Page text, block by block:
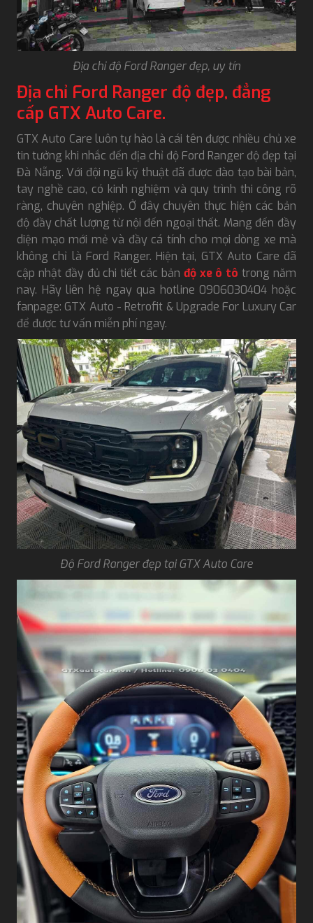
Địa chỉ độ Ford Ranger đẹp, uy tín
Địa chỉ Ford Ranger độ đẹp, đẳng
cấp GTX Auto Care.
GTX Auto Care luôn tự hào là cái tên được nhiều chủ xe
tin tưởng khi nhắc đến địa chỉ độ Ford Ranger độ đẹp tại
Đà Nẵng. Với đội ngũ kỹ thuật đã được đào tạo bài bản,
tay nghề cao, có kinh nghiệm và quy trình thi công rõ
ràng, chuyên nghiệp. Ở đây chuyên thực hiện các bản
độ đầy chất lượng từ nội đến ngoại thất. Mang đến đầy
diện mạo mới mẻ và đầy cá tính cho mọi dòng xe mà
không chỉ là Ford Ranger. Hiện tại, GTX Auto Care đã
cập nhật đầy đủ chi tiết các bản độ xe ô tô trong năm
nay. Hãy liên hệ ngay qua hotline 0906030404 hoặc
fanpage: GTX Auto - Retrofit & Upgrade For Luxury Car
để được tư vấn miễn phí ngay.
Độ Ford Ranger đẹp tại GTX Auto Care